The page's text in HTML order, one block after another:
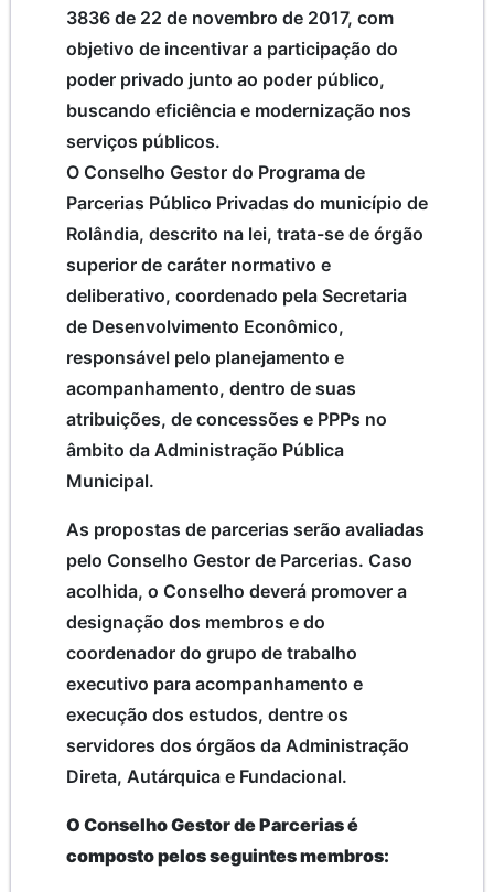
3836 de 22 de novembro de 2017, com
objetivo de incentivar a participação do
poder privado junto ao poder público,
buscando eficiência e modernização nos
serviços públicos.
O Conselho Gestor do Programa de
Parcerias Público Privadas do município de
Rolândia, descrito na lei, trata-se de órgão
superior de caráter normativo e
deliberativo, coordenado pela Secretaria
de Desenvolvimento Econômico,
responsável pelo planejamento e
acompanhamento, dentro de suas
atribuições, de concessões e PPPs no
âmbito da Administração Pública
Municipal.
As propostas de parcerias serão avaliadas
pelo Conselho Gestor de Parcerias. Caso
acolhida, o Conselho deverá promover a
designação dos membros e do
coordenador do grupo de trabalho
executivo para acompanhamento e
execução dos estudos, dentre os
servidores dos órgãos da Administração
Direta, Autárquica e Fundacional.
O Conselho Gestor de Parcerias é
composto pelos seguintes membros: